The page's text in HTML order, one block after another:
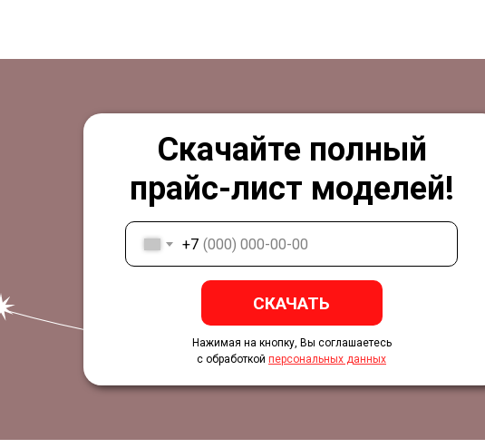
Скачайте полный
прайс-лист моделей!
+7
СКАЧАТЬ
Нажимая на кнопку, Вы соглашаетесь
с обработкой персональных данных